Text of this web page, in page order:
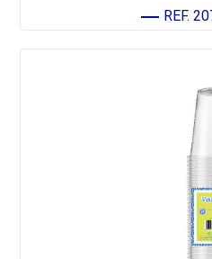
REF.